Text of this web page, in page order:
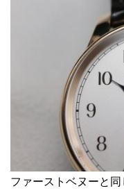
ファーストベヌーと